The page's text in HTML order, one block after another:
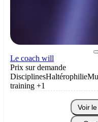
Le coach will
Prix sur demande
DisciplinesHaltérophilie
training +1
Voir